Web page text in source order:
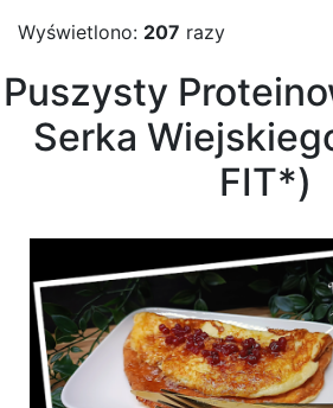
Wyświetlono: 207 razy
Puszysty
Serka
FIT*)